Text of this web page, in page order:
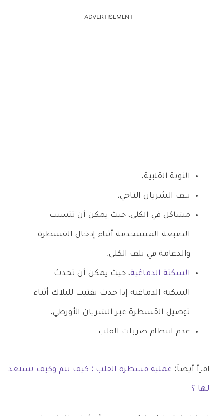
ADVERTISEMENT
النوبة القلبية.
تلف الشريان التاجي.
مشاكل في الكلى، حيث يمكن أن تتسبب
الصبغة المستخدمة أثناء إدخال القسطرة
والدعامة في تلف الكلى.
السكتة الدماغية، حيث يمكن أن تحدث
السكتة الدماغية إذا حدث تفتيت للبلاك أثناء
توصيل القسطرة عبر الشريان الأورطي.
عدم انتظام ضربات القلب.
اقرأ أيضاً: عملية قسطرة القلب : كيف تتم وكيف تستعد
لها ؟